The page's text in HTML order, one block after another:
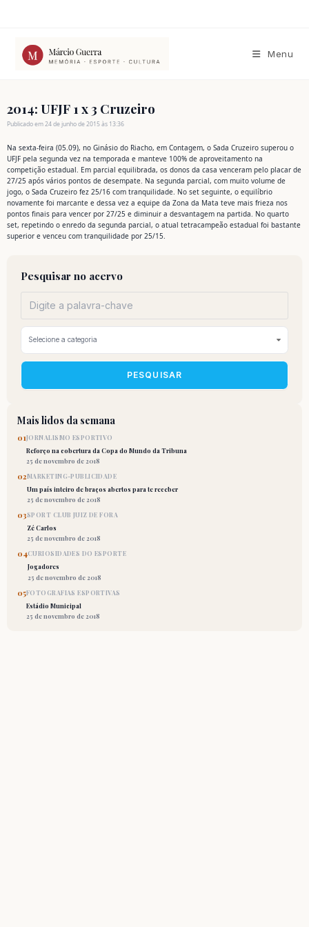
conteúdo
Menu
2014: UFJF 1 x 3 Cruzeiro
Publicado em 24 de junho de 2015 às 13:36
Na sexta-feira (05.09), no Ginásio do Riacho, em Contagem, o Sada Cruzeiro superou o
UFJF pela segunda vez na temporada e manteve 100% de aproveitamento na
competição estadual. Em parcial equilibrada, os donos da casa venceram pelo placar de
27/25 após vários pontos de desempate. Na segunda parcial, com muito volume de
jogo, o Sada Cruzeiro fez 25/16 com tranquilidade. No set seguinte, o equilíbrio
novamente foi marcante e dessa vez a equipe da Zona da Mata teve mais frieza nos
pontos finais para vencer por 27/25 e diminuir a desvantagem na partida. No quarto
set, repetindo o enredo da segunda parcial, o atual tetracampeão estadual foi bastante
superior e venceu com tranquilidade por 25/15.
Pesquisar no acervo
PESQUISAR
Mais lidos da semana
01JORNALISMO ESPORTIVO
Reforço na cobertura da Copa do Mundo da Tribuna
25 de novembro de 2018
02MARKETING-PUBLICIDADE
Um país inteiro de braços abertos para te receber
25 de novembro de 2018
03SPORT CLUB JUIZ DE FORA
Zé Carlos
25 de novembro de 2018
04CURIOSIDADES DO ESPORTE
Jogadores
25 de novembro de 2018
05FOTOGRAFIAS ESPORTIVAS
Estádio Municipal
25 de novembro de 2018